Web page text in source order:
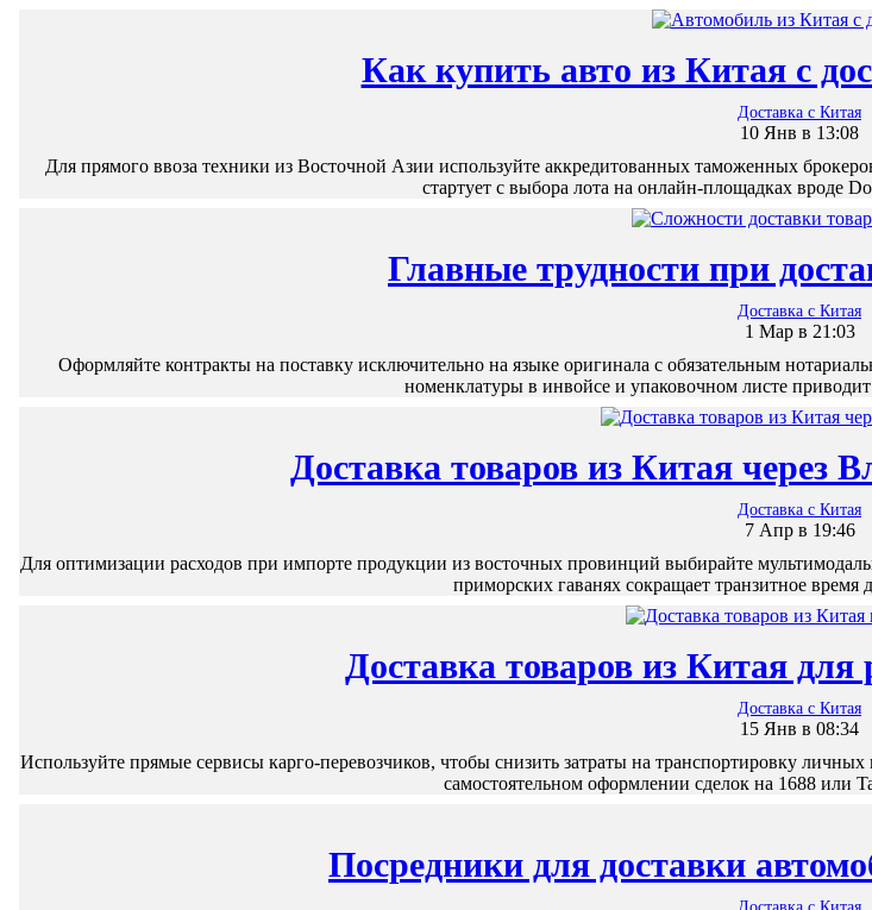
Как купить авто из Китая с
Доставка с Китая
10 Янв в 13:08
Для прямого ввоза техники из Восточной Азии используйте аккредитованных таможенных
стартует с выбора лота на онлайн-площадках вроде
Главные трудности при
Доставка с Китая
1 Мар в 21:03
Оформляйте контракты на поставку исключительно на языке оригинала с обязательным
номенклатуры в инвойсе и упаковочном листе
Доставка товаров из Китая через
Доставка с Китая
7 Апр в 19:46
Для оптимизации расходов при импорте продукции из восточных провинций выбирайте
приморских гаванях сокращает транзитное время
Доставка товаров из Китая
Доставка с Китая
15 Янв в 08:34
Используйте прямые сервисы карго-перевозчиков, чтобы снизить затраты на транспортировку
самостоятельном оформлении сделок на 1688 или
Посредники для доставки
Доставка с Китая